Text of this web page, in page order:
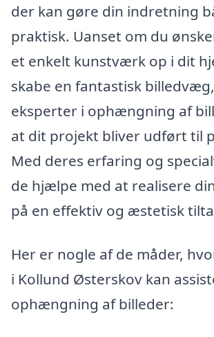
der kan gøre din indretning
praktisk. Uanset om du
et enkelt kunstværk op i dit
skabe en fantastisk
eksperter i ophængning af
at dit projekt bliver udført til
Med deres erfaring og
de hjælpe med at realisere
på en effektiv og æstetisk
Her er nogle af de måder,
i Kollund Østerskov kan
ophængning af billeder: